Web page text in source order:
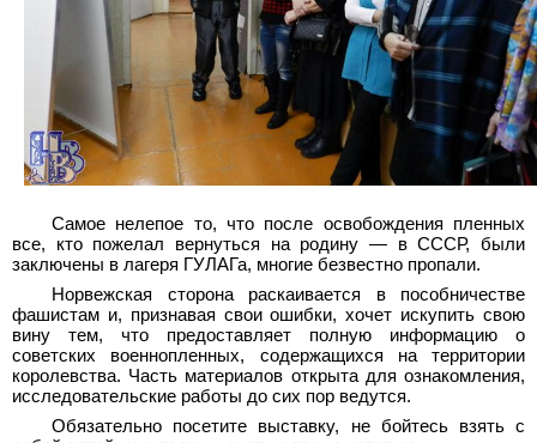
Самое нелепое то, что после освобождения пленных
все, кто пожелал вернуться на родину — в СССР, были
заключены в лагеря ГУЛАГа, многие безвестно пропали.
Норвежская сторона раскаивается в пособничестве
фашистам и, признавая свои ошибки, хочет искупить свою
вину тем, что предоставляет полную информацию о
советских военнопленных, содержащихся на территории
королевства. Часть материалов открыта для ознакомления,
исследовательские работы до сих пор ведутся.
Обязательно посетите выставку, не бойтесь взять с